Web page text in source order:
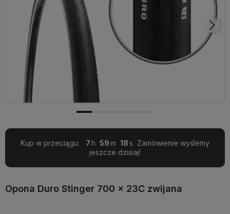
Kup w przeciągu: 7 59 17
Zamówienie wyślemy
jeszcze dzisiaj!
Opona Duro Stinger 700 x 23C zwijana